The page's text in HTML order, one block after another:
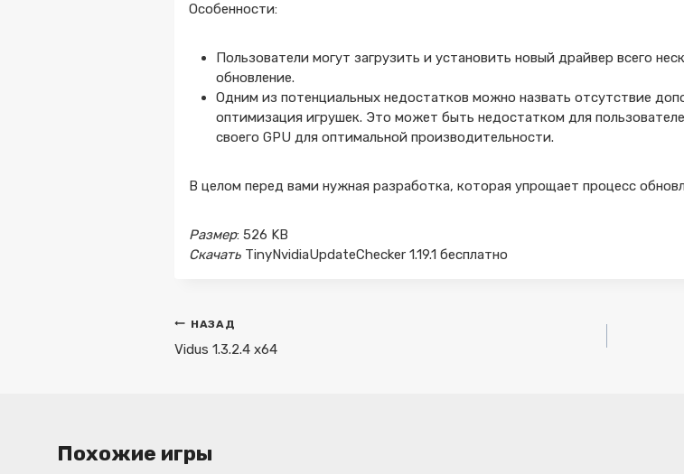
Особенности:
Пользователи могут загрузить и установить новый драйвер всего
обновление.
Одним из потенциальных недостатков можно назвать отсутствие
оптимизация игрушек. Это может быть недостатком для
своего GPU для оптимальной производительности.
В целом перед вами нужная разработка, которая упрощает процесс
Размер: 526 KB
Скачать TinyNvidiaUpdateChecker 1.19.1 бесплатно
Навигация
по
НАЗАД
Vidus 1.3.2.4 x64
Похожие игры